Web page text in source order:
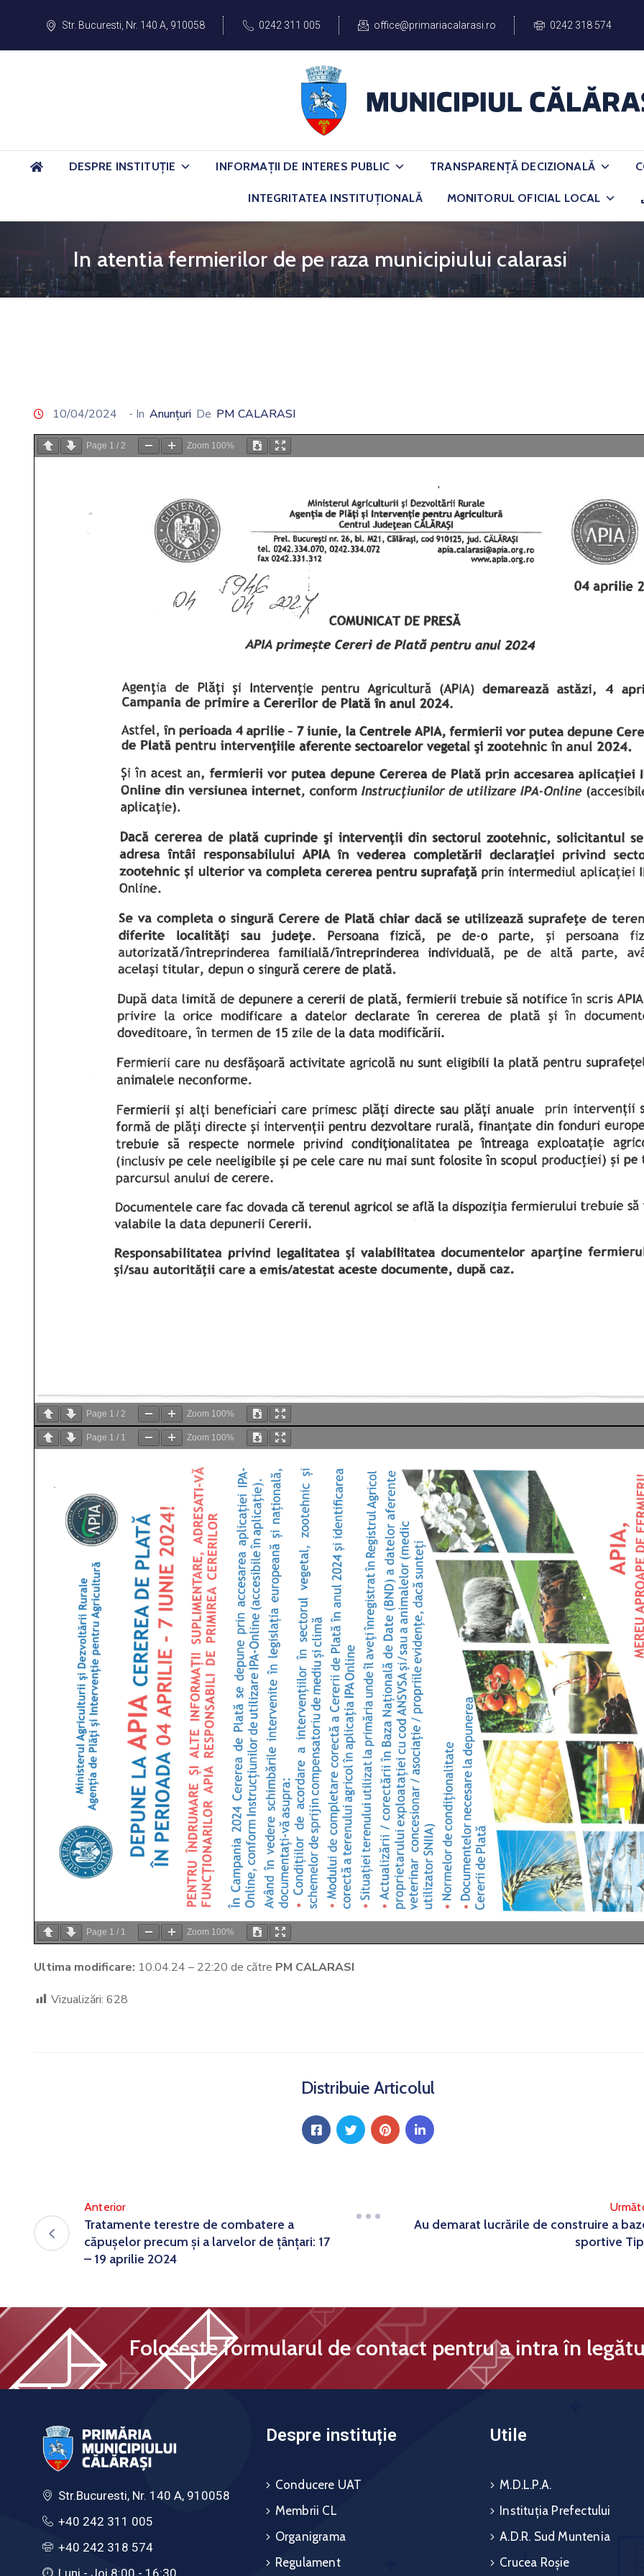
Str. Bucuresti, Nr. 140 A, 910058 0242 311 005 office@primariacalarasi.ro 0242 318 574
DESPRE INSTITUȚIE INFORMAȚII DE INTERES PUBLIC TRANSPARENȚĂ DECIZIONALĂ
INTEGRITATEA INSTITUȚIONALĂ MONITORUL OFICIAL LOCAL
In atentia fermierilor de pe raza municipiului calarasi
10/04/2024 - In Anunțuri De PM CALARASI
Page 1 / 2 Zoom 100%
Page 1 / 2 Zoom 100%
Page 1 / 1 Zoom 100%
Page 1 / 1 Zoom 100%
Ultima modificare: 10.04.24 – 22:20 de către PM CALARASI
Vizualizări: 628
Distribuie Articolul
Anterior
Tratamente terestre de combatere a
căpușelor precum și a larvelor de țânțari: 17
– 19 aprilie 2024
Au demarat lucrările de construire a
sportive Tip
Folosește formularul de contact pentru a intra în
Str.Bucuresti, Nr. 140 A, 910058
+40 242 311 005
+40 242 318 574
Luni - Joi 8:00 - 16:30
Despre instituție
Conducere UAT
Membrii CL
Organigrama
Regulament
Utile
M.D.L.P.A.
Instituția Prefectului
A.D.R. Sud Muntenia
Crucea Roșie